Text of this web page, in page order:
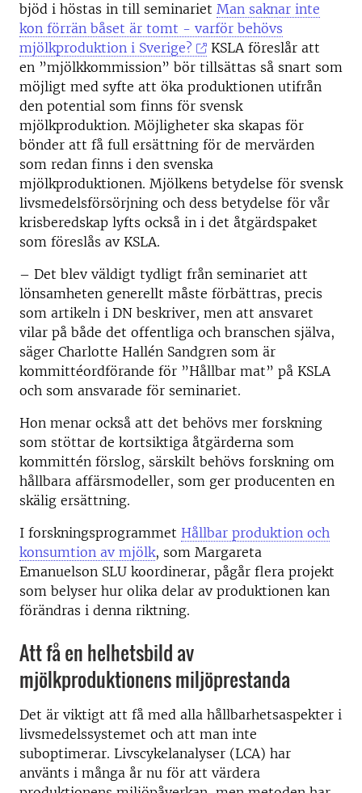
bjöd i höstas in till seminariet Man saknar inte
kon förrän båset är tomt - varför behövs
mjölkproduktion i Sverige?
KSLA föreslår att
en ”mjölkkommission” bör tillsättas så snart som
möjligt med syfte att öka produktionen utifrån
den potential som finns för svensk
mjölkproduktion. Möjligheter ska skapas för
bönder att få full ersättning för de mervärden
som redan finns i den svenska
mjölkproduktionen. Mjölkens betydelse för svensk
livsmedelsförsörjning och dess betydelse för vår
krisberedskap lyfts också in i det åtgärdspaket
som föreslås av KSLA.
– Det blev väldigt tydligt från seminariet att
lönsamheten generellt måste förbättras, precis
som artikeln i DN beskriver, men att ansvaret
vilar på både det offentliga och branschen själva,
säger Charlotte Hallén Sandgren som är
kommittéordförande för ”Hållbar mat” på KSLA
och som ansvarade för seminariet.
Hon menar också att det behövs mer forskning
som stöttar de kortsiktiga åtgärderna som
kommittén förslog, särskilt behövs forskning om
hållbara affärsmodeller, som ger producenten en
skälig ersättning.
I forskningsprogrammet Hållbar produktion och
konsumtion av mjölk, som Margareta
Emanuelson SLU koordinerar, pågår flera projekt
som belyser hur olika delar av produktionen kan
förändras i denna riktning.
Att få en helhetsbild av
mjölkproduktionens miljöprestanda
Det är viktigt att få med alla hållbarhetsaspekter i
livsmedelssystemet och att man inte
suboptimerar. Livscykelanalyser (LCA) har
använts i många år nu för att värdera